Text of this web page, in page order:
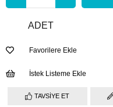
ADET
Favorilere Ekle
İstek Listeme Ekle
TAVSIYE ET